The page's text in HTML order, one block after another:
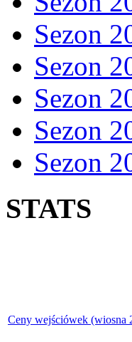
Sezon
Sezon
Sezon
Sezon
Sezon
STATS
Ceny wejściówek (wiosna